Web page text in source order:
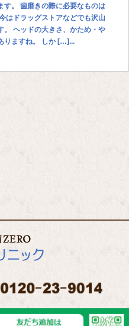
す。 歯磨きの際に必要なものは
はドラッグストアなどでも沢山
。 ヘッドの大きさ、かため・や
りますね。 しか […]...